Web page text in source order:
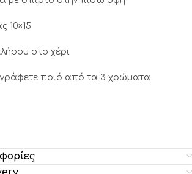
10×15
στο χέρι
γράφετε ποιό από τα 3 χρώματα